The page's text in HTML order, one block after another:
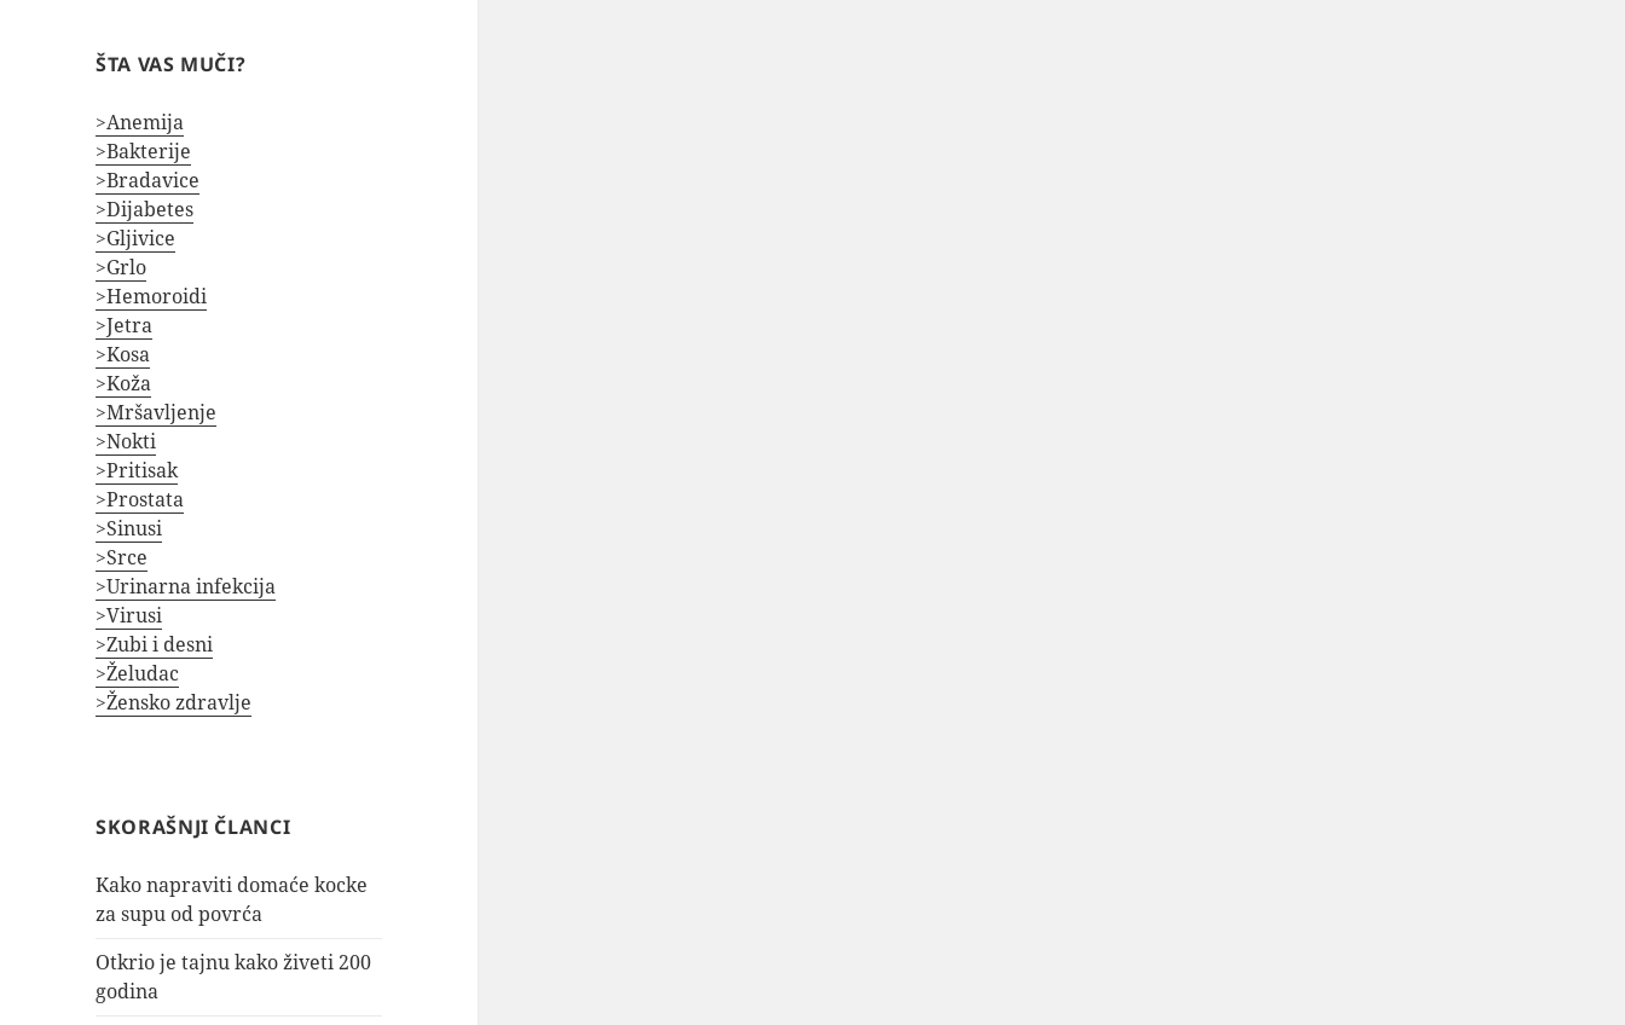
ŠTA VAS MUČI?
>Anemija
>Bakterije
>Bradavice
>Dijabetes
>Gljivice
>Grlo
>Hemoroidi
>Jetra
>Kosa
>Koža
>Mršavljenje
>Nokti
>Pritisak
>Prostata
>Sinusi
>Srce
>Urinarna infekcija
>Virusi
>Zubi i desni
>Želudac
>Žensko zdravlje
SKORAŠNJI ČLANCI
Kako napraviti domaće kocke
za supu od povrća
Otkrio je tajnu kako živeti 200
godina